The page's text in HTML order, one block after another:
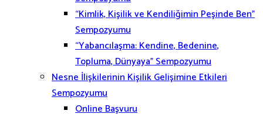
“Kimlik, Kişilik ve Kendiliğimin Peşinde Ben”
Sempozyumu
“Yabancılaşma: Kendine, Bedenine,
Topluma, Dünyaya” Sempozyumu
Nesne İlişkilerinin Kişilik Gelişimine Etkileri
Sempozyumu
Online Başvuru